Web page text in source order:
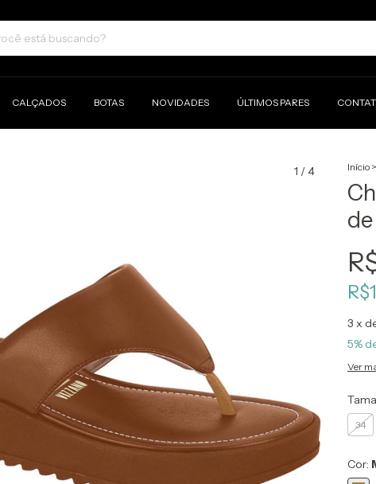
CALÇADOS BOTAS NOVIDADES ÚLTIMOS PARES
1 /4 Início >
3 x
5%
Ver
34
Cor: